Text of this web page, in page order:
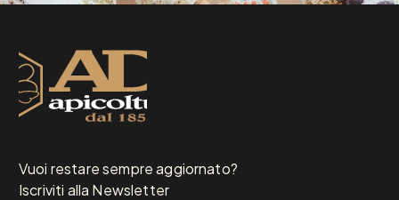
Vuoi restare sempre aggiornato?
Iscriviti alla Newsletter